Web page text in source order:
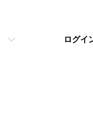
ログイ